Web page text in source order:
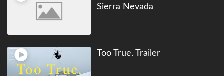
Sierra Nevada
Too True. Trailer